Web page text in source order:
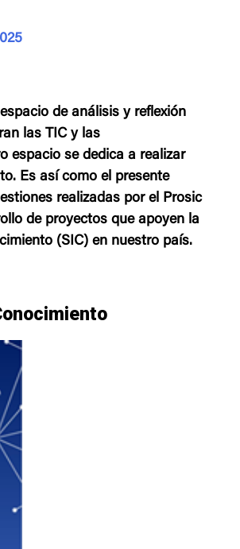
de análisis y reflexión
las TIC y las
espacio se dedica a realizar
Es así como el presente
realizadas por el Prosic
de proyectos que apoyen la
(SIC) en nuestro país.